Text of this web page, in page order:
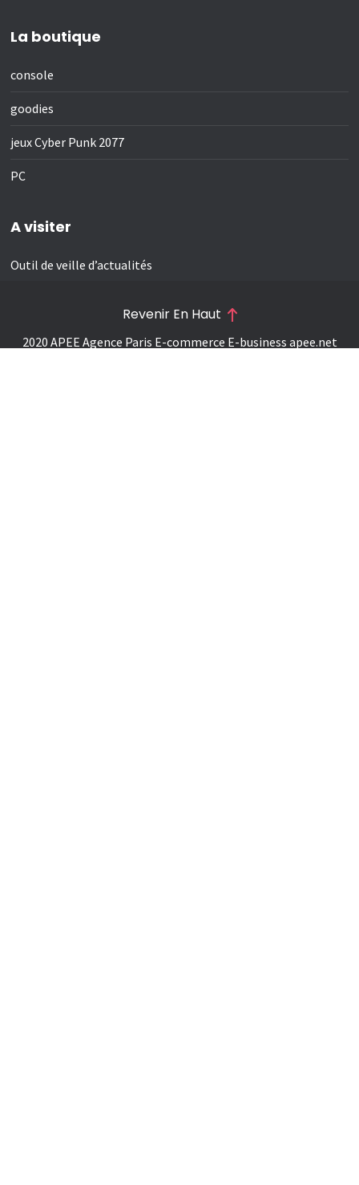
La boutique
console
goodies
jeux Cyber Punk 2077
PC
A visiter
Outil de veille d’actualités
2020 APEE Agence Paris E-commerce E-business apee.net
Revenir En Haut